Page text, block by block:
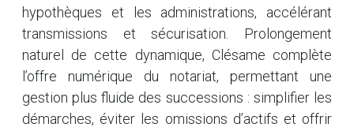
hypothèques et les administrations, accélérant
transmissions et sécurisation. Prolongement
naturel de cette dynamique, Clésame complète
l’offre numérique du notariat, permettant une
gestion plus fluide des successions : simplifier les
démarches, éviter les omissions d’actifs et offrir